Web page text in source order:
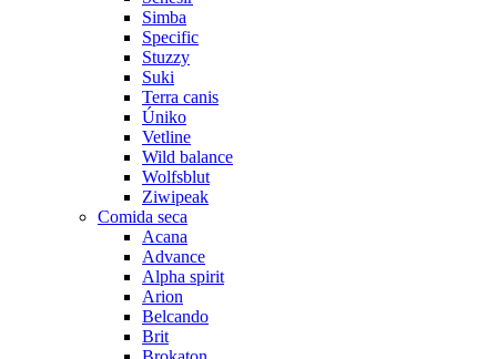
Simba
Specific
Stuzzy
Suki
Terra canis
Úniko
Vetline
Wild balance
Wolfsblut
Ziwipeak
Comida seca
Acana
Advance
Alpha spirit
Arion
Belcando
Brit